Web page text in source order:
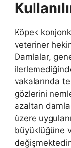
Köpek
veteriner
Damlalar,
vakalarında
gözlerini
azaltan
üzere
büyüklüğüne